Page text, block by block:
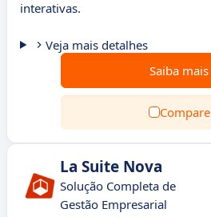
interativas.
Veja mais detalhes
Saiba mais
Compare
La Suite Nova
Solução Completa de
Gestão Empresarial